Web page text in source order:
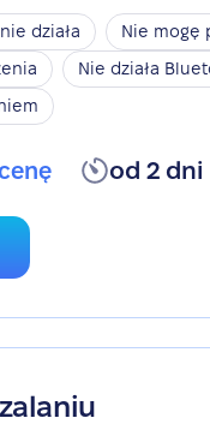
działa
Nie mogę
Nie działa
od 2 dni